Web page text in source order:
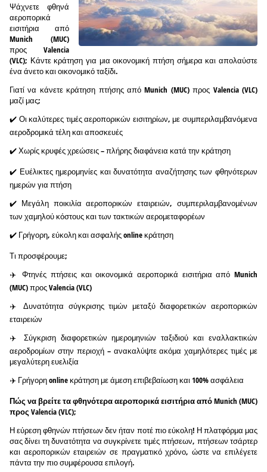
Ψάχνετε φθηνά
αεροπορικά
εισιτήρια από
Munich (MUC)
προς Valencia
(VLC); Κάντε κράτηση για μια οικονομική πτήση σήμερα και απολαύστε
ένα άνετο και οικονομικό ταξίδι.
Γιατί να κάνετε κράτηση πτήσης από Munich (MUC) προς Valencia (VLC)
μαζί μας;
✔️ Οι καλύτερες τιμές αεροπορικών εισιτηρίων, με συμπεριλαμβανόμενα
αεροδρομικά τέλη και αποσκευές
✔️ Χωρίς κρυφές χρεώσεις – πλήρης διαφάνεια κατά την κράτηση
✔️ Ευέλικτες ημερομηνίες και δυνατότητα αναζήτησης των φθηνότερων
ημερών για πτήση
✔️ Μεγάλη ποικιλία αεροπορικών εταιρειών, συμπεριλαμβανομένων
των χαμηλού κόστους και των τακτικών αερομεταφορέων
✔️ Γρήγορη, εύκολη και ασφαλής online κράτηση
Τι προσφέρουμε;
✈️ Φτηνές πτήσεις και οικονομικά αεροπορικά εισιτήρια από Munich
(MUC) προς Valencia (VLC)
✈️ Δυνατότητα σύγκρισης τιμών μεταξύ διαφορετικών αεροπορικών
εταιρειών
✈️ Σύγκριση διαφορετικών ημερομηνιών ταξιδιού και εναλλακτικών
αεροδρομίων στην περιοχή – ανακαλύψτε ακόμα χαμηλότερες τιμές με
μεγαλύτερη ευελιξία
✈️ Γρήγορη online κράτηση με άμεση επιβεβαίωση και 100% ασφάλεια
Πώς να βρείτε τα φθηνότερα αεροπορικά εισιτήρια από Munich (MUC)
προς Valencia (VLC);
Η εύρεση φθηνών πτήσεων δεν ήταν ποτέ πιο εύκολη! Η πλατφόρμα μας
σας δίνει τη δυνατότητα να συγκρίνετε τιμές πτήσεων, πτήσεων τσάρτερ
και αεροπορικών εταιρειών σε πραγματικό χρόνο, ώστε να επιλέγετε
πάντα την πιο συμφέρουσα επιλογή.